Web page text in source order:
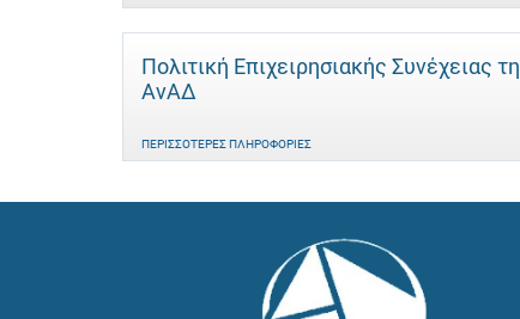
Πολιτική Επιχειρησιακής Συνέχειας
ΑνΑΔ
ΠΕΡΙΣΣΌΤΕΡΕΣ ΠΛΗΡΟΦΟΡΊΕΣ